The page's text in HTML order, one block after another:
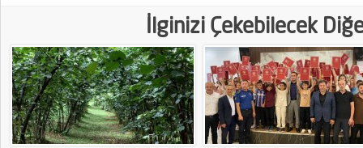
İlginizi Çekebilecek